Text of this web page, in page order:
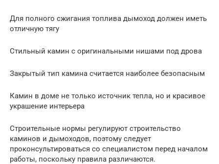
Для полного сжигания топлива дымоход должен иметь
отличную тягу
Стильный камин с оригинальными нишами под дрова
Закрытый тип камина считается наиболее безопасным
Камин в доме не только источник тепла, но и красивое
украшение интерьера
Строительные нормы регулируют строительство
каминов и дымоходов, поэтому следует
проконсультироваться со специалистом перед началом
работы, поскольку правила различаются.